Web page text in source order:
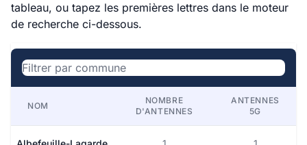
tableau, ou tapez les premières lettres dans le moteur
de recherche ci-dessous.
NOM
NOMBRE
D'ANTENNES
ANTENNES
5G